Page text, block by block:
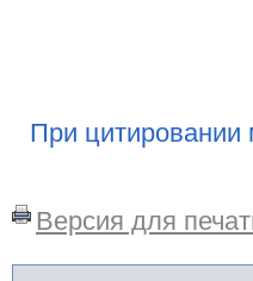
При цитировании
Версия для